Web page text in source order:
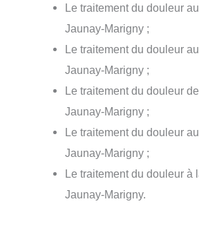
Le traitement du douleur
Jaunay-Marigny ;
Le traitement du douleur
Jaunay-Marigny ;
Le traitement du douleur
Jaunay-Marigny ;
Le traitement du douleur
Jaunay-Marigny ;
Le traitement du douleur à
Jaunay-Marigny.